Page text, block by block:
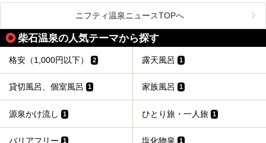
あるんです。
これを読んで別府温泉巡りの参考になればと思います。
八湯温泉道とは別府八湯を巡る体験型イベントで、施設を回
って88ヶ所のスタンプを集めて温泉名人の認定を目指すと
いうものです。
別府には朝早くから夜遅くまでやっている地元に根付いた銭
湯や、日帰りのみの大きな施設など様々な形態の温泉があり
ます。泉質も数多くなるので、好きな温泉から巡って温泉名
人を目指してみてはいかがでしょうか？
ニフティ温泉ニュースTOPへ
柴石温泉の人気テーマから探す
格安（1,000円以下） 2 露天風呂 1
貸切風呂、個室風呂 1 家族風呂 1
源泉かけ流し 1 ひとり旅・一人旅 1
バリアフリー 1 塩化物泉 1